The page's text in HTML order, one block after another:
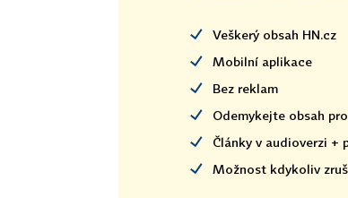
Veškerý obsah HN.cz
Mobilní aplikace
Bez reklam
Odemykejte obsah
Články v audioverzi +
Možnost kdykoliv